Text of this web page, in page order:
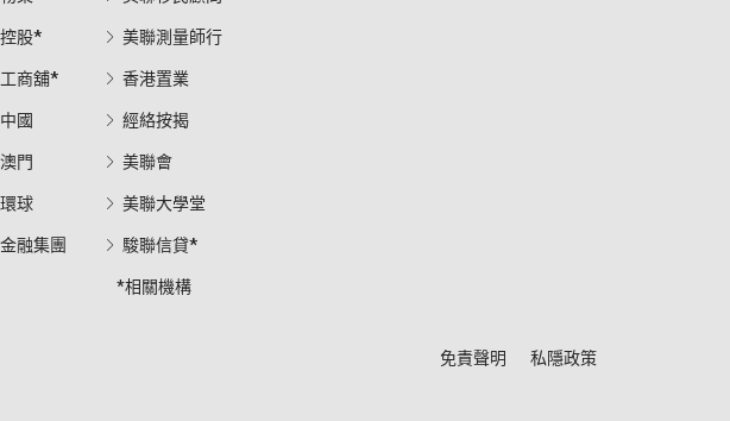
股*
商舖*
國
門
球
融集團
美聯測量師行
香港置業
經絡按揭
美聯會
美聯大學堂
駿聯信貸*
*相關機構
免責聲明 私隱政策